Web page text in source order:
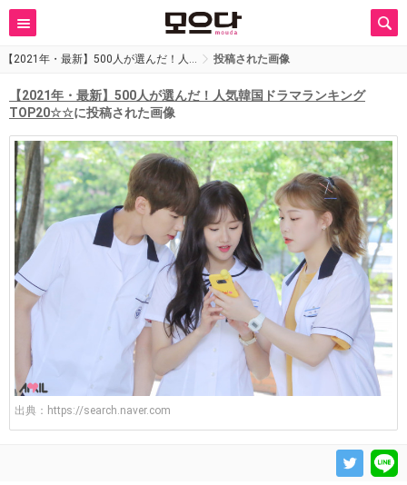
【2021年・最新】500人が選んだ！人… 投稿された画像
【2021年・最新】500人が選んだ！人気韓国ドラマランキング
TOP20☆☆に投稿された画像
出典： https://search.naver.com